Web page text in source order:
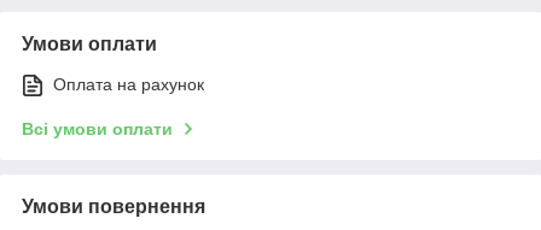
Умови оплати
Оплата на рахунок
Всі умови оплати
Умови повернення